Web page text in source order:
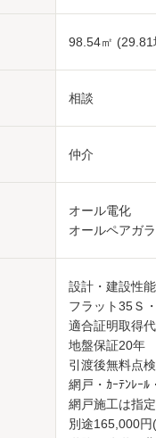
98.54㎡ (29.81
相談
仲介
オール電化
オールペアガ
設計・建設性
フラット35Ｓ
適合証明取得
地盤保証20年
引渡後無料点
網戸・ｶｰﾃﾝﾚｰﾙ
網戸施工は指
別途165,000円